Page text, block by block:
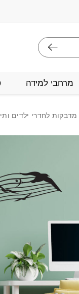
מרחבי למידה
מדבקות לחדרי ילדים